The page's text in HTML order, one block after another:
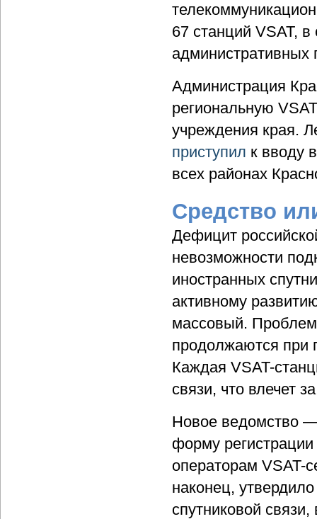
67 станций VSAT,
административных
Администрация
региональную
учреждения края.
приступил к вводу
всех районах
Средство
Дефицит
невозможности
иностранных
активному
массовый.
продолжаются при
Каждая VSAT-
связи, что влечет
Новое ведомство
форму
операторам VSAT-
наконец,
спутниковой